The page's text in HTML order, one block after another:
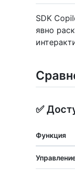
SDK
явно
✅
Функция